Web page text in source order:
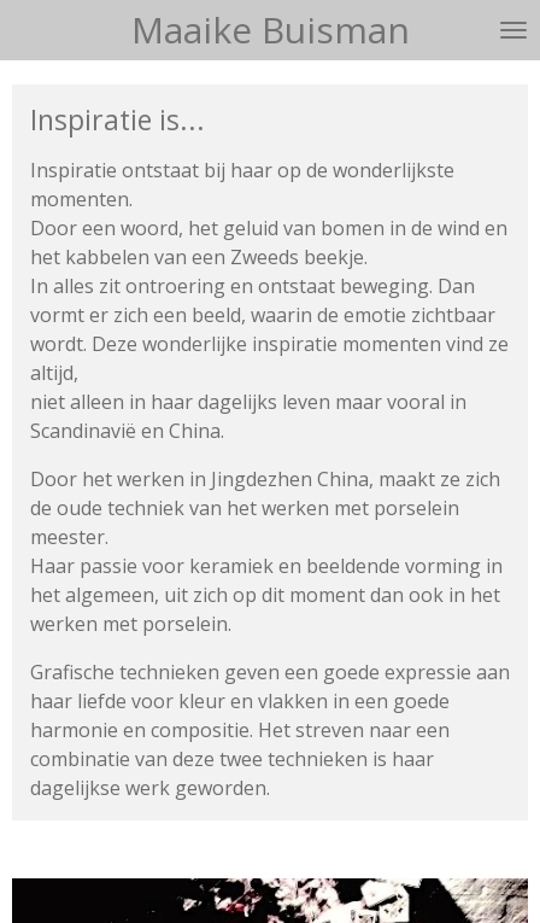
de
hoofdinhoud
Maaike Buisman
Inspiratie is...
Inspiratie ontstaat bij haar op de wonderlijkste
momenten.
Door een woord, het geluid van bomen in de wind en
het kabbelen van een Zweeds beekje.
In alles zit ontroering en ontstaat beweging. Dan
vormt er zich een beeld, waarin de emotie zichtbaar
wordt. Deze wonderlijke inspiratie momenten vind ze
altijd,
niet alleen in haar dagelijks leven maar vooral in
Scandinavië en China.
Door het werken in Jingdezhen China, maakt ze zich
de oude techniek van het werken met porselein
meester.
Haar passie voor keramiek en beeldende vorming in
het algemeen, uit zich op dit moment dan ook in het
werken met porselein.
Grafische technieken geven een goede expressie aan
haar liefde voor kleur en vlakken in een goede
harmonie en compositie. Het streven naar een
combinatie van deze twee technieken is haar
dagelijkse werk geworden.